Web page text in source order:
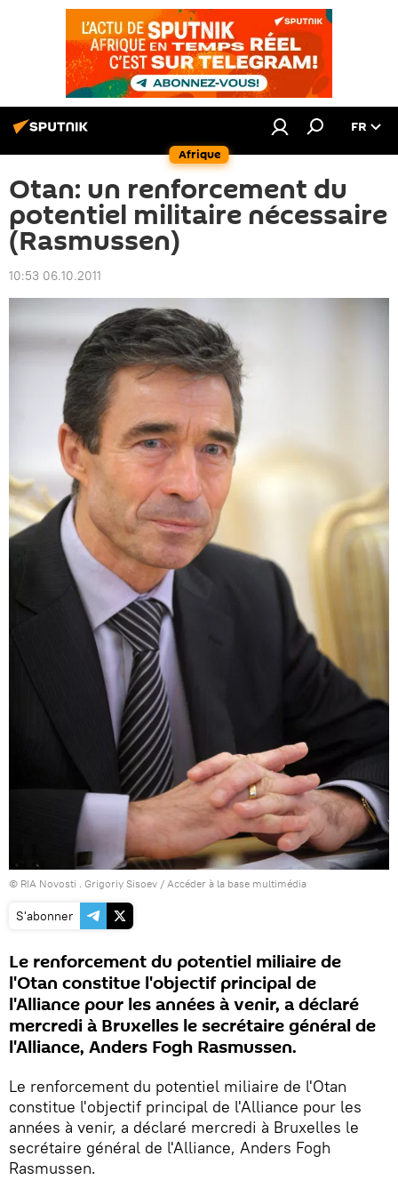
Afrique
FR
Otan: un renforcement du
potentiel militaire nécessaire
(Rasmussen)
10:53 06.10.2011
© RIA Novosti . Grigoriy Sisoev / Accéder à la base multimédia
S'abonner
Le renforcement du potentiel miliaire de
l'Otan constitue l'objectif principal de
l'Alliance pour les années à venir, a déclaré
mercredi à Bruxelles le secrétaire général de
l'Alliance, Anders Fogh Rasmussen.
Le renforcement du potentiel miliaire de l'Otan
constitue l'objectif principal de l'Alliance pour les
années à venir, a déclaré mercredi à Bruxelles le
secrétaire général de l'Alliance, Anders Fogh
Rasmussen.